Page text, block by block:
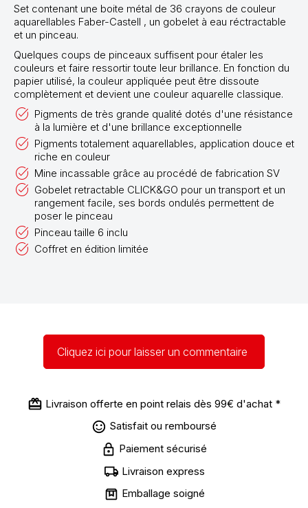
Set contenant une boite métal de 36 crayons de couleur
aquarellables Faber-Castell , un gobelet à eau réctractable
et un pinceau.
Quelques coups de pinceaux suffisent pour étaler les
couleurs et faire ressortir toute leur brillance. En fonction du
papier utilisé, la couleur appliquée peut être dissoute
complètement et devient une couleur aquarelle classique.
Pigments de très grande qualité dotés d'une résistance
à la lumière et d'une brillance exceptionnelle
Pigments totalement aquarellables, application douce et
riche en couleur
Mine incassable grâce au procédé de fabrication SV
Gobelet retractable CLICK&GO pour un transport et un
rangement facile, ses bords ondulés permettent de
poser le pinceau
Pinceau taille 6 inclu
Coffret en édition limitée
Cliquez ici pour laisser un commentaire
Livraison offerte en point relais dès 99€ d'achat *
Satisfait ou remboursé
Paiement sécurisé
Livraison express
Emballage soigné